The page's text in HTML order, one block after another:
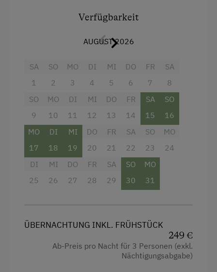
Urlaub für Familien
Wellness
Nachhaltiger Urlaub
Hund erlaubt
Mithilfe am Hof
Verfügbarkeit
AUGUST 2026
SA
1
SO
2
MO
3
DI
4
MI
5
DO
6
FR
7
SA
8
SO
9
MO
10
DI
11
MI
12
DO
13
FR
14
SA
15
SO
16
MO
17
DI
18
MI
19
DO
20
FR
21
SA
22
SO
23
MO
24
DI
25
MI
26
DO
27
FR
28
SA
29
SO
30
MO
31
ÜBERNACHTUNG INKL. FRÜHSTÜCK
249 €
Ab-Preis pro Nacht für 3 Personen (exkl.
Nächtigungsabgabe)